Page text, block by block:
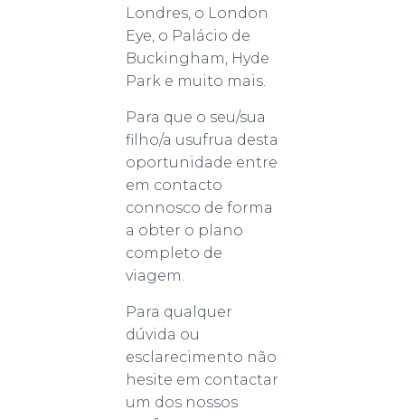
Londres, o London
Eye, o Palácio de
Buckingham, Hyde
Park e muito mais.
Para que o seu/sua
filho/a usufrua desta
oportunidade entre
em contacto
connosco de forma
a obter o plano
completo de
viagem.
Para qualquer
dúvida ou
esclarecimento não
hesite em contactar
um dos nossos